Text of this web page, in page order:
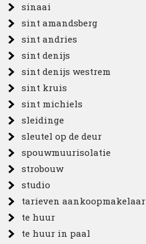
sinaai
sint amandsberg
sint andries
sint denijs
sint denijs westrem
sint kruis
sint michiels
sleidinge
sleutel op de deur
spouwmuurisolatie
strobouw
studio
tarieven aankoopmakelaar
te huur
te huur in paal